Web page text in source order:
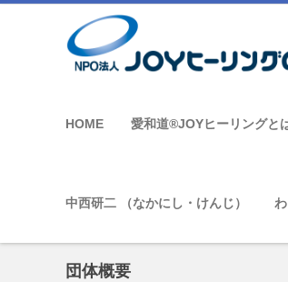
HOME 愛和道®JOYヒーリングと
中西研二 （なかにし・けんじ）
団体概要